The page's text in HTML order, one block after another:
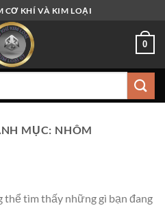
CƠ KHÍ VÀ KIM LOẠI
0
MỤC: NHÔM
tìm thấy những gì bạn đang